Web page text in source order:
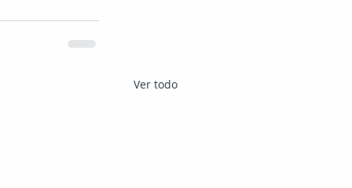
Ver todo